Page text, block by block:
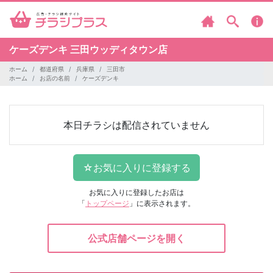
ケーズデンキ 三田ウッディタウン店
ホーム 都道府県 兵庫県
三田市
ホーム
お店の名前 ケーズデンキ
本日チラシは配信されていません
お気に入りに登録したお店は
「 トップページ 」に表示されます。
公式店舗ページを開く